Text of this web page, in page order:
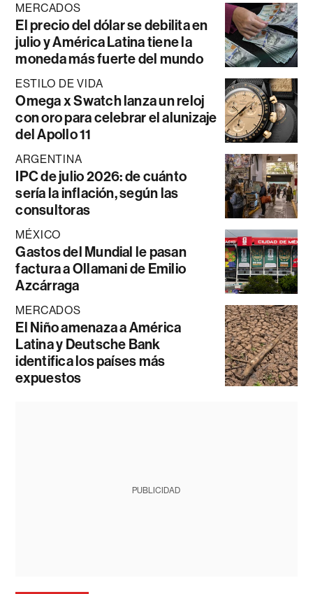
MERCADOS
El precio del dólar se debilita en
julio y América Latina tiene la
moneda más fuerte del mundo
ESTILO DE VIDA
Omega x Swatch lanza un reloj
con oro para celebrar el alunizaje
del Apollo 11
ARGENTINA
IPC de julio 2026: de cuánto
sería la inflación, según las
consultoras
MÉXICO
Gastos del Mundial le pasan
factura a Ollamani de Emilio
Azcárraga
MERCADOS
El Niño amenaza a América
Latina y Deutsche Bank
identifica los países más
expuestos
PUBLICIDAD